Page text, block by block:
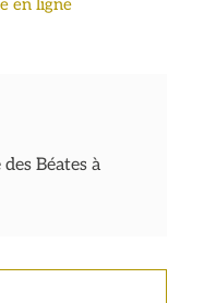
en ligne
Béates à